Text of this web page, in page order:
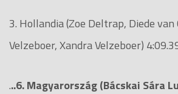
3. Hollandia (Zoe Deltrap, Diede
Velzeboer, Xandra Velzeboer)
...6. Magyarország (Bácskai Sára